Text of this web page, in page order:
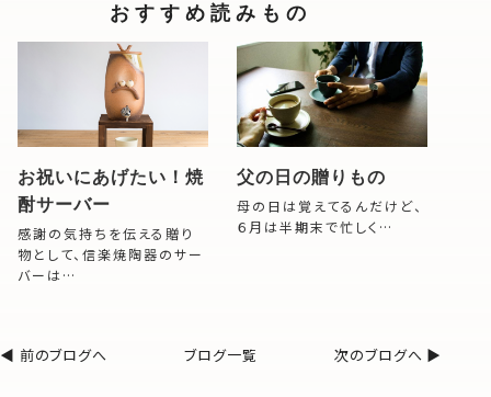
おすすめ読みもの
お祝いにあげたい！焼
酎サーバー
感謝の気持ちを伝える贈り
物として、信楽焼陶器のサー
バーは…
父の日の贈りもの
母の日は覚えてるんだけど、
６月は半期末で忙しく…
◀︎ 前のブログへ ブログ一覧 次のブログへ ▶︎